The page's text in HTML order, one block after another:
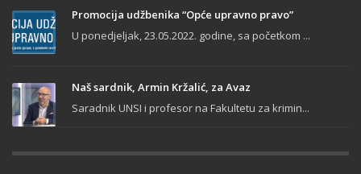
Promocija udžbenika “Opće upravno pravo”
U ponedjeljak, 23.05.2022. godine, sa početkom ...
Naš sardnik, Armin Kržalić, za Avaz
Saradnik UNSI i profesor na Fakultetu za krimin...